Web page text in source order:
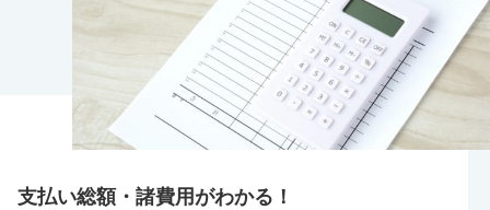
支払い総額・諸費用がわかる！